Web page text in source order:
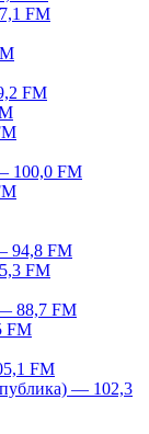
FM
FM
100,0 FM
94,8 FM
FM
88,7 FM
FM
FM
— 102,3